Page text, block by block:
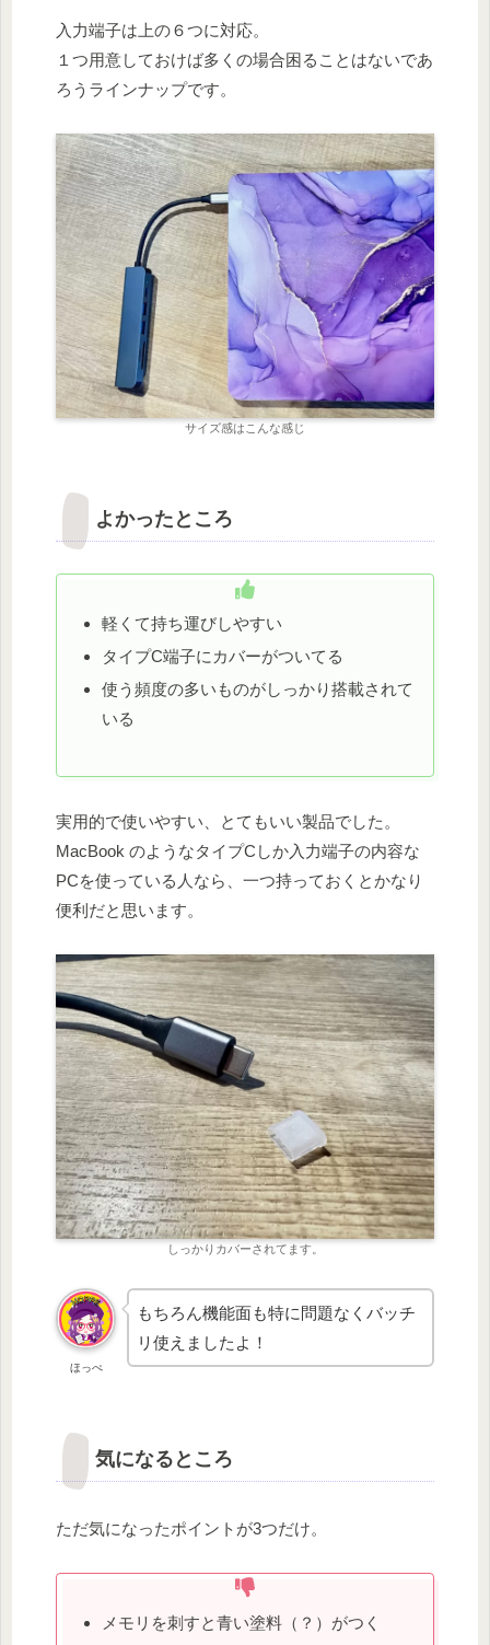
入力端子は上の６つに対応。
１つ用意しておけば多くの場合困ることはないであ
ろうラインナップです。
サイズ感はこんな感じ
よかったところ
軽くて持ち運びしやすい
タイプC端子にカバーがついてる
使う頻度の多いものがしっかり搭載されて
いる
実用的で使いやすい、とてもいい製品でした。
MacBook のようなタイプCしか入力端子の内容な
PCを使っている人なら、一つ持っておくとかなり
便利だと思います。
しっかりカバーされてます。
ほっぺ
もちろん機能面も特に問題なくバッチ
リ使えましたよ！
気になるところ
ただ気になったポイントが3つだけ。
メモリを刺すと青い塗料（？）がつく